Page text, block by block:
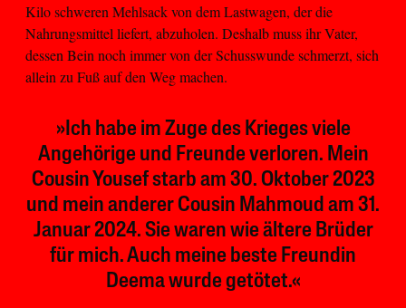
Kilo schweren Mehlsack von dem Lastwagen, der die
Nahrungsmittel liefert, abzuholen. Deshalb muss ihr Vater,
dessen Bein noch immer von der Schusswunde schmerzt, sich
allein zu Fuß auf den Weg machen.
»Ich habe im Zuge des Krieges viele
Angehörige und Freunde verloren. Mein
Cousin Yousef starb am 30. Oktober 2023
und mein anderer Cousin Mahmoud am 31.
Januar 2024. Sie waren wie ältere Brüder
für mich. Auch meine beste Freundin
Deema wurde getötet.«